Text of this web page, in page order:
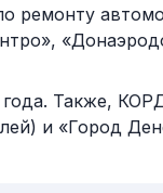
ремонту
года. Также,
и «Город